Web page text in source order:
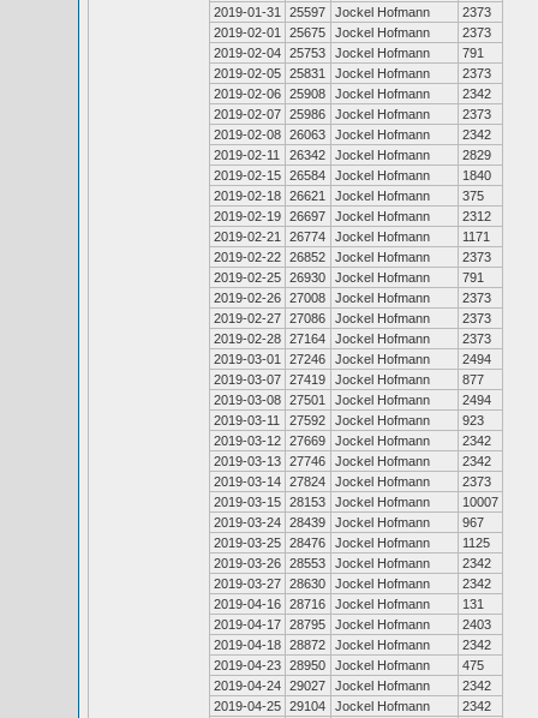
2019-01-31
25597 Jockel Hofmann
2373
2019-02-01
25675 Jockel Hofmann
2373
2019-02-04 25753 Jockel Hofmann
791
2019-02-05 25831 Jockel Hofmann
2373
2019-02-06 25908 Jockel Hofmann
2342
2019-02-07 25986 Jockel Hofmann
2373
2019-02-08 26063 Jockel Hofmann
2342
2019-02-11
26342 Jockel Hofmann
2829
2019-02-15 26584 Jockel Hofmann
1840
2019-02-18 26621 Jockel Hofmann
375
2019-02-19 26697 Jockel Hofmann
2312
2019-02-21
26774 Jockel Hofmann
1171
2019-02-22 26852 Jockel Hofmann
2373
2019-02-25 26930 Jockel Hofmann
791
2019-02-26 27008 Jockel Hofmann
2373
2019-02-27 27086 Jockel Hofmann
2373
2019-02-28 27164 Jockel Hofmann
2373
2019-03-01
27246 Jockel Hofmann
2494
2019-03-07 27419 Jockel Hofmann
877
2019-03-08 27501 Jockel Hofmann
2494
2019-03-11
27592 Jockel Hofmann
923
2019-03-12 27669 Jockel Hofmann
2342
2019-03-13 27746 Jockel Hofmann
2342
2019-03-14 27824 Jockel Hofmann
2373
2019-03-15 28153 Jockel Hofmann
10007
2019-03-24 28439 Jockel Hofmann
967
2019-03-25 28476 Jockel Hofmann
1125
2019-03-26 28553 Jockel Hofmann
2342
2019-03-27 28630 Jockel Hofmann
2342
2019-04-16 28716 Jockel Hofmann
131
2019-04-17 28795 Jockel Hofmann
2403
2019-04-18 28872 Jockel Hofmann
2342
2019-04-23 28950 Jockel Hofmann
475
2019-04-24 29027 Jockel Hofmann
2342
2019-04-25 29104 Jockel Hofmann
2342